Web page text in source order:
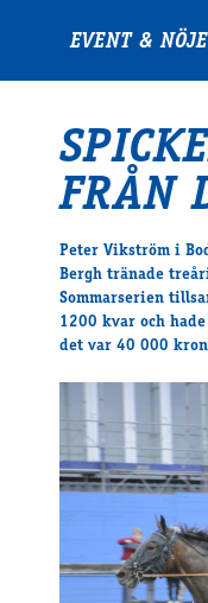
EVENT & NÖJE
FRÅN
Peter Vikström i
Bergh tränade
Sommarserien
1200 kvar och
det var 40 000